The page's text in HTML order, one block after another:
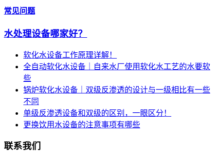
常见问题
水处理设备哪家好？
软化水设备工作原理详解！
全自动软化水设备｜自来水厂使用软化水工艺的水要软
些
锅炉软化水设备｜双级反渗透的设计与一级相比有一些
不同
单级反渗透设备和双级的区别，一眼区分！
更换饮用水设备的注意事项有哪些
联系我们